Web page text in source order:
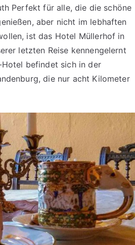
Perfekt für alle, die die schöne
aber nicht im lebhaften
ist das Hotel Müllerhof in
letzten Reise kennengelernt
Hotel befindet sich in der
die nur acht Kilometer